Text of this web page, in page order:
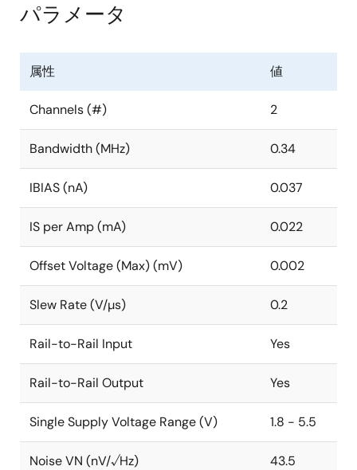
パラメータ
属性 値
Channels (#) 2
Bandwidth (MHz) 0.34
IBIAS (nA) 0.037
IS per Amp (mA) 0.022
Offset Voltage (Max) (mV) 0.002
Slew Rate (V/µs) 0.2
Rail-to-Rail Input Yes
Rail-to-Rail Output Yes
Single Supply Voltage Range (V) 1.8 - 5.5
Noise VN (nV/√Hz) 43.5